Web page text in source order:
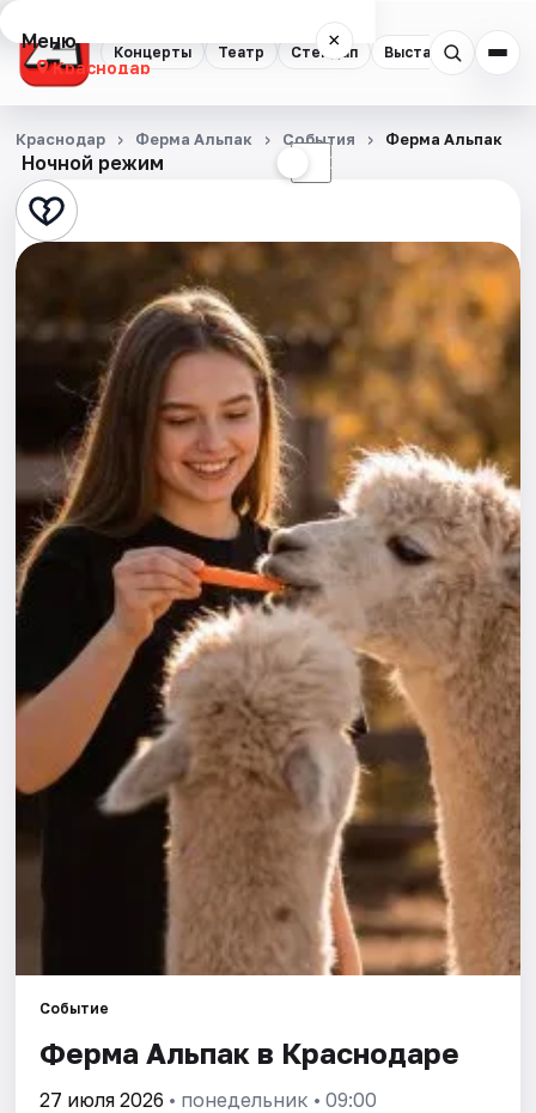
Концерты Театр Стендап Выставки
Меню ×
Краснодар
Концерты
Театр
Стендап
Экскурсии
Спорт
События
Города
Площадки
Артисты
Рейтинги
Ночной режим ☾
Краснодар Ферма Альпак События Ферма Альпак
Событие
Ферма Альпак в Краснодаре
27 июля 2026 • понедельник • 09:00